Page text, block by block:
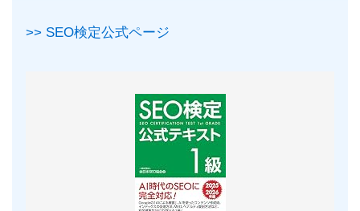
>> SEO検定公式ページ